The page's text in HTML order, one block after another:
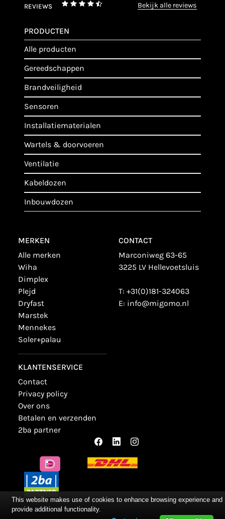
REVIEWS bekijk alle reviews
PRODUCTEN
alle producten
gereedschappen
brandveiligheid
sensoren
installatiematerialen
wartels & doorvoeren
ventilatie
kabeldozen
inbouwdozen
MERKEN
alle merken
wiha
dimplex
plejd
dryfast
marstek
mennekes
soler+palau
KLANTENSERVICE
contact
privacy policy
over ons
betalen en verzenden
2ba partner
CONTACT
Marconiweg 63-65
3225 LV Hellevoetsluis
T: +31(0)181-324063
E: info@migomo.nl
This website makes use of cookies to enhance browsing experience and
provide additional functionality.